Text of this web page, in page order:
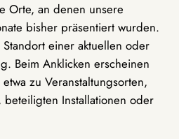
Orte, an denen unsere
bisher präsentiert wurden.
einer aktuellen oder
Beim Anklicken erscheinen
zu Veranstaltungsorten,
beteiligten Installationen oder